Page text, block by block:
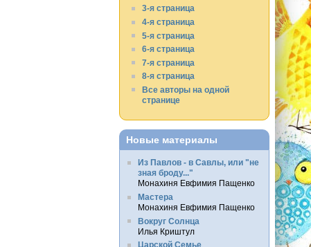
3-я страница
4-я страница
5-я страница
6-я страница
7-я страница
8-я страница
Все авторы на одной
странице
Новые материалы
Из Павлов - в Савлы, или "не
зная броду..."
Монахиня Евфимия Пащенко
Мастера
Монахиня Евфимия Пащенко
Вокруг Солнца
Илья Криштул
Царской Семье